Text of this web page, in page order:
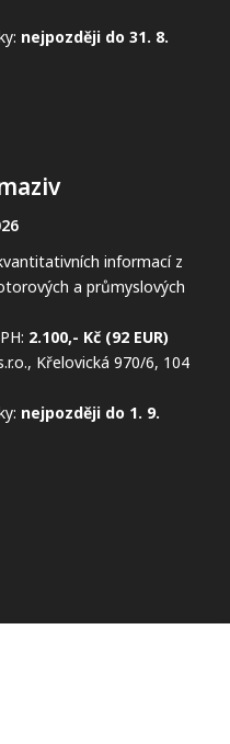
nejpozději do 31. 8.
informací z
a průmyslových
2.100,- Kč (92 EUR)
Křelovická 970/6, 104
nejpozději do 1. 9.